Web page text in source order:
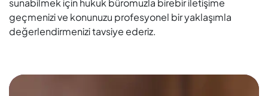
sunabilmek için hukuk büromuzla birebir iletişime
geçmenizi ve konunuzu profesyonel bir yaklaşımla
değerlendirmenizi tavsiye ederiz.